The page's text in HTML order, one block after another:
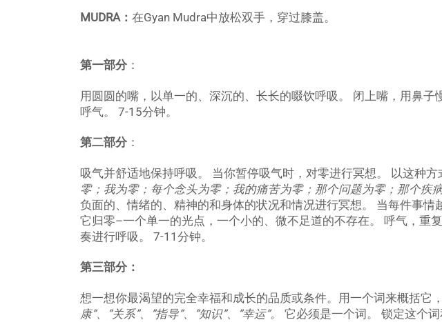
MUDRA： 在Gyan Mudra中放松双手，穿过膝盖。
第一部分：
用圆圆的嘴，以单一的、深沉的、长长的啜饮呼吸。 闭上嘴，用鼻子
呼气。 7-15分钟。
第二部分：
吸气并舒适地保持呼吸。 当你暂停吸气时，对零进行冥想。 以这种方
零；我为零；每个念头为零；我的痛苦为零；那个问题为零；那个疾
负面的、情绪的、精神的和身体的状况和情况进行冥想。 当每件事情
它归零–一个单一的光点，一个小的、微不足道的不存在。 呼气，重
奏进行呼吸。 7-11分钟。
第三部分：
想一想你最渴望的完全幸福和成长的品质或条件。用一个词来概括它
康”、”关系”、”指导”、”知识”、”幸运”。 它必须是一个词。 锁定这个